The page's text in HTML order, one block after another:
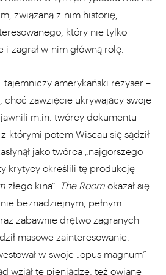
związaną z nim historię,
który nie tylko
i zagrał w nim główną rolę.
amerykański reżyser –
choć zawzięcie ukrywający swoje
m.in. twórcy dokumentu
którymi potem Wiseau się sądził
jako twórca „najgorszego
krytycy określili tę produkcję
złego kina”. The Roomokazał się
beznadziejnym, pełnym
zabawnie drętwo zagranych
masowe zainteresowanie.
w swoje „opus magnum”
wziął te pieniądze, też owiane